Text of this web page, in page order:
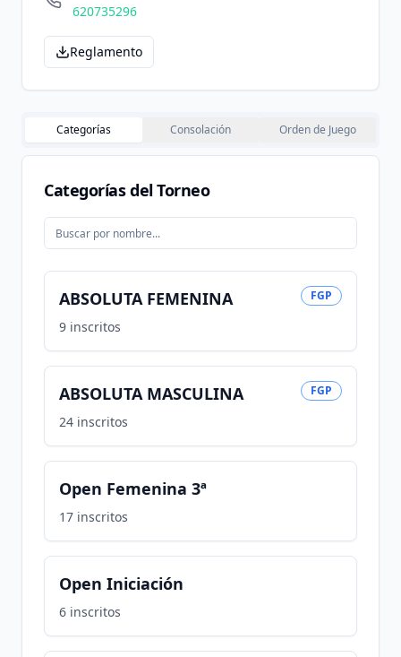
620735296
Reglamento
Categorías Consolación Orden de Juego
Categorías del Torneo
ABSOLUTA FEMENINA FGP
9 inscritos
ABSOLUTA MASCULINA FGP
24 inscritos
Open Femenina 3ª
17 inscritos
Open Iniciación
6 inscritos